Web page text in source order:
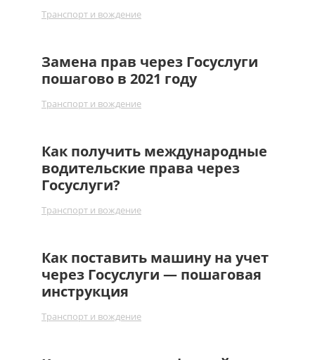
Транспорт и вождение
Замена прав через Госуслуги
пошагово в 2021 году
Транспорт и вождение
Как получить международные
водительские права через
Госуслуги?
Транспорт и вождение
Как поставить машину на учет
через Госуслуги — пошаговая
инструкция
Транспорт и вождение